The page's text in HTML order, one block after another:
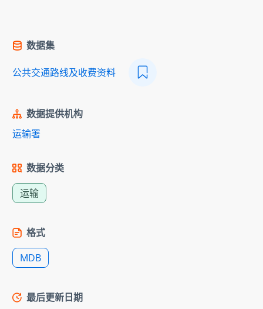
数据集
公共交通路线及收费资料
数据提供机构
运输署
数据分类
运输
格式
MDB
最后更新日期